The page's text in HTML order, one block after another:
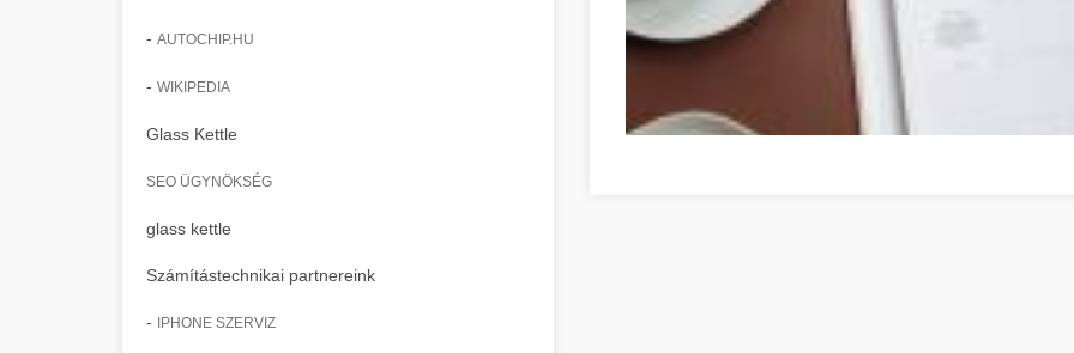
- AUTOCHIP.HU
- WIKIPEDIA
Glass Kettle
SEO ÜGYNÖKSÉG
glass kettle
Számítástechnikai partnereink
- IPHONE SZERVIZ